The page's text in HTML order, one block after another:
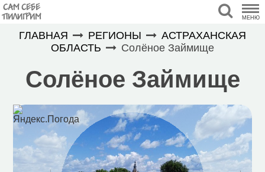
САМ СЕБЕ
ПИЛИГРИМ МЕНЮ
ГЛАВНАЯ РЕГИОНЫ
АСТРАХАНСКАЯ
ОБЛАСТЬ
Солёное Займище
Солёное Займище